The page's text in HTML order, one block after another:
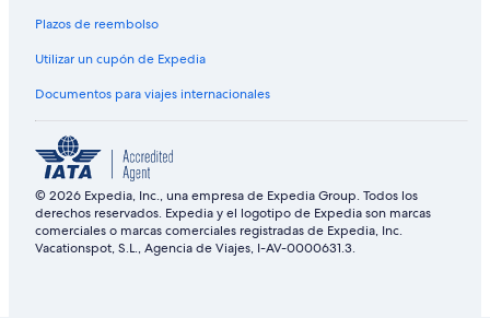
Plazos de reembolso
Utilizar un cupón de Expedia
Documentos para viajes internacionales
© 2026 Expedia, Inc., una empresa de Expedia Group. Todos los
derechos reservados. Expedia y el logotipo de Expedia son marcas
comerciales o marcas comerciales registradas de Expedia, Inc.
Vacationspot, S.L., Agencia de Viajes, I-AV-0000631.3.